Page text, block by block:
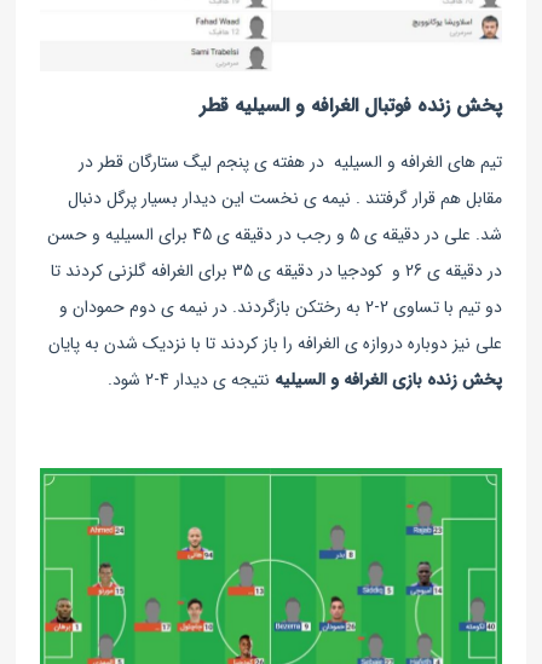
پخش زنده فوتبال الغرافه و السیلیه قطر
تیم های الغرافه و السیلیه در هفته ی پنجم لیگ ستارگان قطر در
مقابل هم قرار گرفتند . نیمه ی نخست این دیدار بسیار پرگل دنبال
شد. علی در دقیقه ی 5 و رجب در دقیقه ی 45 برای السیلیه و حسن
در دقیقه ی 26 و کودجیا در دقیقه ی 35 برای الغرافه گلزنی کردند تا
دو تیم با تساوی 2-2 به رختکن بازگردند. در نیمه ی دوم حمودان و
علی نیز دوباره دروازه ی الغرافه را باز کردند تا با نزدیک شدن به پایان
پخش زنده بازی الغرافه و السیلیه نتیجه ی دیدار 4-2 شود.